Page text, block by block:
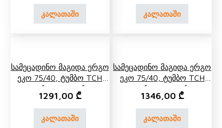
კალათაში კალათაში
Სამეცადინო Მაგიდა Ერგო
Ეკო 75/40, Ტუმბო TCH
07, Გვერდითა Თაროთი,
Უკანა Ერთ Და Ორ
Იარუსიანი Თარო
1291,00 ₾
კალათაში
Სამეცადინო Მაგიდა Ერგო
Ეკო 75/40, Ტუმბო TCH
04, Გვერდითა Თაროთი,
Უკანა Ერთ Და Ორ
Იარუსიანი Თარო
1346,00 ₾
კალათაში